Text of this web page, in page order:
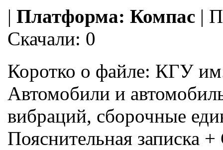
| Платформа: Компас |
Скачали: 0
Коротко о файле: КГУ им.
Автомобили и
вибраций, сборочные
Пояснительная записка